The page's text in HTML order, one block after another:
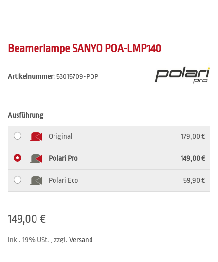
Beamerlampe SANYO POA-LMP140
Artikelnummer:53015709-POP
Ausführung
Original 179,00 €
Polari Pro 149,00 €
Polari Eco 59,90 €
149,00 €
inkl. 19% USt. , zzgl. Versand